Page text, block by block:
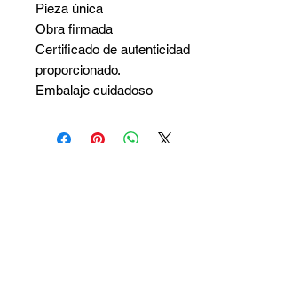
Pieza única
Obra firmada
Certificado de autenticidad
proporcionado.
Embalaje cuidadoso